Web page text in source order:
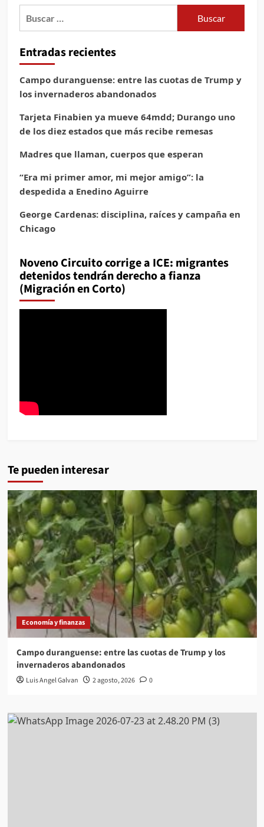
Entradas recientes
Campo duranguense: entre las cuotas de Trump y
los invernaderos abandonados
Tarjeta Finabien ya mueve 64mdd; Durango uno
de los diez estados que más recibe remesas
Madres que llaman, cuerpos que esperan
“Era mi primer amor, mi mejor amigo”: la
despedida a Enedino Aguirre
George Cardenas: disciplina, raíces y campaña en
Chicago
Noveno Circuito corrige a ICE: migrantes
detenidos tendrán derecho a fianza
(Migración en Corto)
Te pueden interesar
Economía y finanzas
Campo duranguense: entre las cuotas de Trump y los
invernaderos abandonados
Luis Angel Galvan 2 agosto, 2026 0